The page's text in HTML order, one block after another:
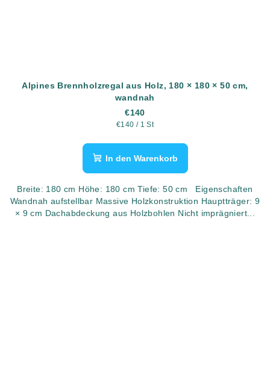
Alpines Brennholzregal aus Holz, 180 × 180 × 50 cm,
wandnah
€140
Verkaufspreis:
€140 / 1 St
In den Warenkorb
Breite: 180 cm Höhe: 180 cm Tiefe: 50 cm Eigenschaften
Wandnah aufstellbar Massive Holzkonstruktion Hauptträger: 9
× 9 cm Dachabdeckung aus Holzbohlen Nicht imprägniert...